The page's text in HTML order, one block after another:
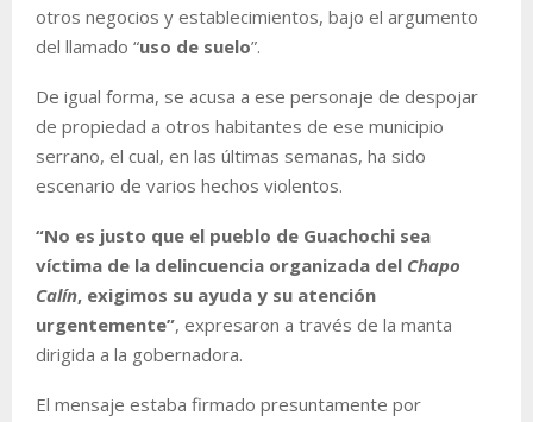
otros negocios y establecimientos, bajo el argumento
del llamado “uso de suelo”.
De igual forma, se acusa a ese personaje de despojar
de propiedad a otros habitantes de ese municipio
serrano, el cual, en las últimas semanas, ha sido
escenario de varios hechos violentos.
“No es justo que el pueblo de Guachochi sea
víctima de la delincuencia organizada del Chapo
Calín, exigimos su ayuda y su atención
urgentemente”, expresaron a través de la manta
dirigida a la gobernadora.
El mensaje estaba firmado presuntamente por